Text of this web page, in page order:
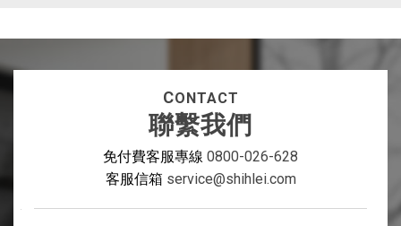
CONTACT
聯繫我們
免付費客服專線 0800-026-628
客服信箱 service@shihlei.com